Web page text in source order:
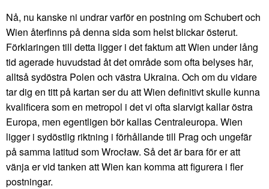
Nå, nu kanske ni undrar varför en postning om Schubert och
Wien återfinns på denna sida som helst blickar österut.
Förklaringen till detta ligger i det faktum att Wien under lång
tid agerade huvudstad åt det område som ofta belyses här,
alltså sydöstra Polen och västra Ukraina. Och om du vidare
tar dig en titt på kartan ser du att Wien definitivt skulle kunna
kvalificera som en metropol i det vi ofta slarvigt kallar östra
Europa, men egentligen bör kallas Centraleuropa. Wien
ligger i sydöstlig riktning i förhållande till Prag och ungefär
på samma latitud som Wrocław. Så det är bara för er att
vänja er vid tanken att Wien kan komma att figurera i fler
postningar.